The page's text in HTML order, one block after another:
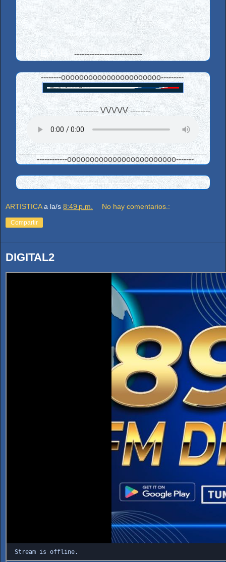
--TEX--------------------------------
--------oooooooooooooooooooooo---------
--------- VVVVV --------
------------oooooooooooooooooooooooo-------
-------------------------
ARTISTICA a la/s 8:49 p.m. No hay comentarios.:
Compartir
DIGITAL2